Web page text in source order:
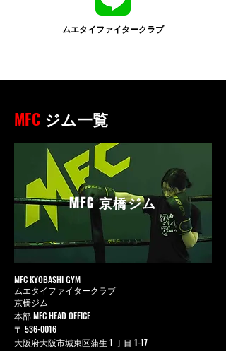
ムエタイファイタークラブ
MFC ジム一覧
MFC京橋ジム
MFC KYOBASHI GYM
ムエタイファイタークラブ
京橋ジム
本部 MFC HEAD OFFICE
〒 536-0016
大阪府大阪市城東区蒲生 1 丁目 1-17